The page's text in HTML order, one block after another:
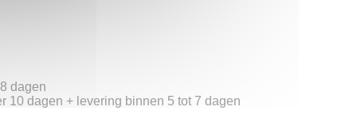
dagen
10 dagen + levering binnen 5 tot 7 dagen